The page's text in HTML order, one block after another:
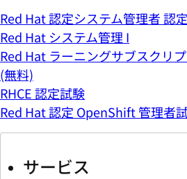
Red Hat 認定システム管理者 認
Red Hat システム管理 I
Red Hat ラーニングサブスクリ
(無料)
RHCE 認定試験
Red Hat 認定 OpenShift 管理者
サービス